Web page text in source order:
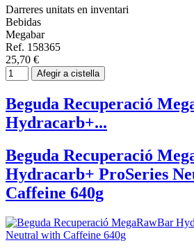
Darreres unitats en inventari
Bebidas
Megabar
Ref. 158365
25,70 €
Afegir a cistella
Beguda Recuperació
Hydracarb+...
Beguda Recuperació
Hydracarb+ ProSeries
Caffeine 640g